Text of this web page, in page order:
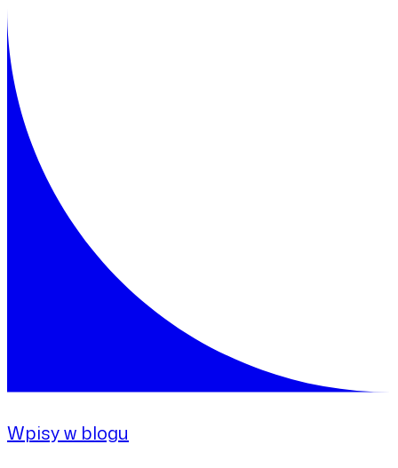
Wpisy w blogu